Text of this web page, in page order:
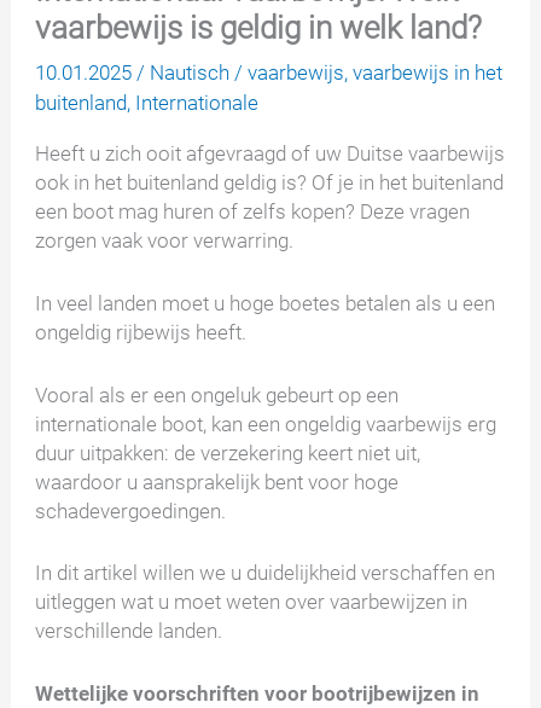
vaarbewijs is geldig in welk land?
10.01.2025 / Nautisch /vaarbewijs,vaarbewijs in het
buitenland, Internationale
Heeft u zich ooit afgevraagd of uw Duitse vaarbewijs
ook in het buitenland geldig is? Of je in het buitenland
een boot mag huren of zelfs kopen? Deze vragen
zorgen vaak voor verwarring.
In veel landen moet u hoge boetes betalen als u een
ongeldig rijbewijs heeft.
Vooral als er een ongeluk gebeurt op een
internationale boot, kan een ongeldig vaarbewijs erg
duur uitpakken: de verzekering keert niet uit,
waardoor u aansprakelijk bent voor hoge
schadevergoedingen.
In dit artikel willen we u duidelijkheid verschaffen en
uitleggen wat u moet weten over vaarbewijzen in
verschillende landen.
Wettelijke voorschriften voor bootrijbewijzen in